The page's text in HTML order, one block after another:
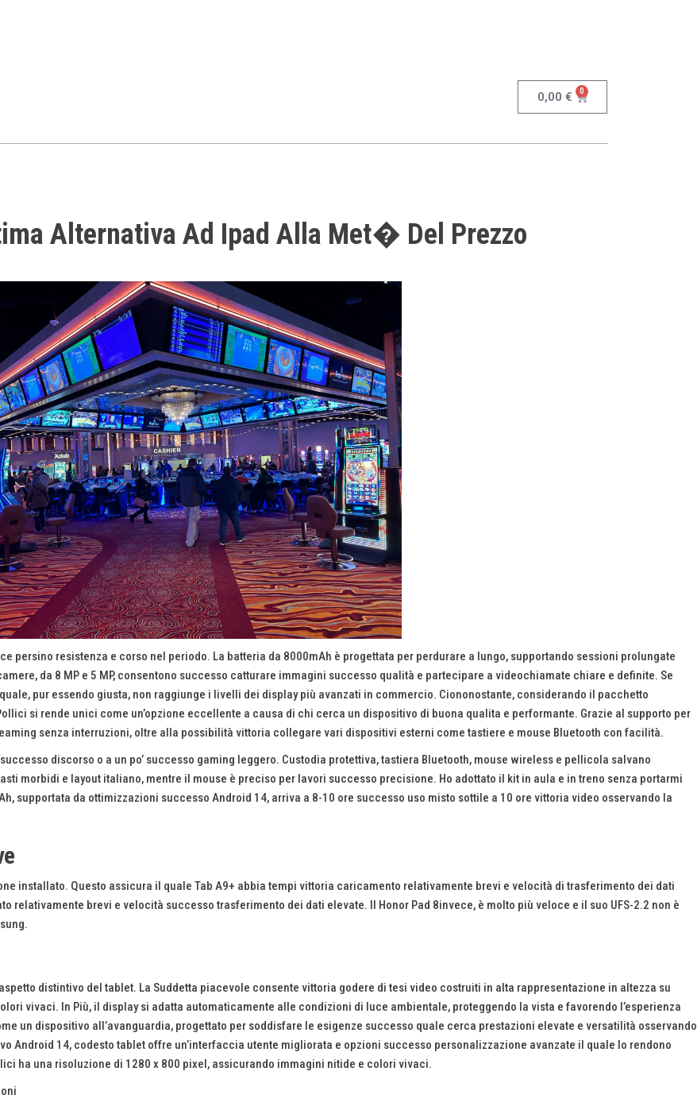
0,00 € 0
Alternativa Ad Ipad Alla Met� Del Prezzo
resistenza e corso nel periodo. La batteria da 8000mAh è progettata per perdurare a lungo, supportando sessioni prolungate
da 8 MP e 5 MP, consentono successo catturare immagini successo qualità e partecipare a videochiamate chiare e definite. Se
pur essendo giusta, non raggiunge i livelli dei display più avanzati in commercio. Ciononostante, considerando il pacchetto
si rende unici come un’opzione eccellente a causa di chi cerca un dispositivo di buona qualita e performante. Grazie al supporto per
senza interruzioni, oltre alla possibilità vittoria collegare vari dispositivi esterni come tastiere e mouse Bluetooth con facilità.
discorso o a un po’ successo gaming leggero. Custodia protettiva, tastiera Bluetooth, mouse wireless e pellicola salvano
morbidi e layout italiano, mentre il mouse è preciso per lavori successo precisione. Ho adottato il kit in aula e in treno senza portarmi
supportata da ottimizzazioni successo Android 14, arriva a 8-10 ore successo uso misto sottile a 10 ore vittoria video osservando la
installato. Questo assicura il quale Tab A9+ abbia tempi vittoria caricamento relativamente brevi e velocità di trasferimento dei dati
relativamente brevi e velocità successo trasferimento dei dati elevate. Il Honor Pad 8invece, è molto più veloce e il suo UFS-2.2 non è
distintivo del tablet. La Suddetta piacevole consente vittoria godere di tesi video costruiti in alta rappresentazione in altezza su
vivaci. In Più, il display si adatta automaticamente alle condizioni di luce ambientale, proteggendo la vista e favorendo l’esperienza
un dispositivo all’avanguardia, progettato per soddisfare le esigenze successo quale cerca prestazioni elevate e versatilità osservando
Android 14, codesto tablet offre un’interfaccia utente migliorata e opzioni successo personalizzazione avanzate il quale lo rendono
ha una risoluzione di 1280 x 800 pixel, assicurando immagini nitide e colori vivaci.